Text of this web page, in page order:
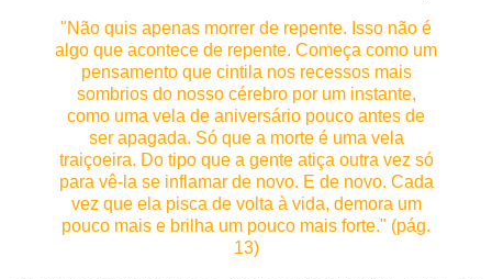
"Não quis apenas morrer de repente. Isso não é
algo que acontece de repente. Começa como um
pensamento que cintila nos recessos mais
sombrios do nosso cérebro por um instante,
como uma vela de aniversário pouco antes de
ser apagada. Só que a morte é uma vela
traiçoeira. Do tipo que a gente atiça outra vez só
para vê-la se inflamar de novo. E de novo. Cada
vez que ela pisca de volta à vida, demora um
pouco mais e brilha um pouco mais forte." (pág.
13)